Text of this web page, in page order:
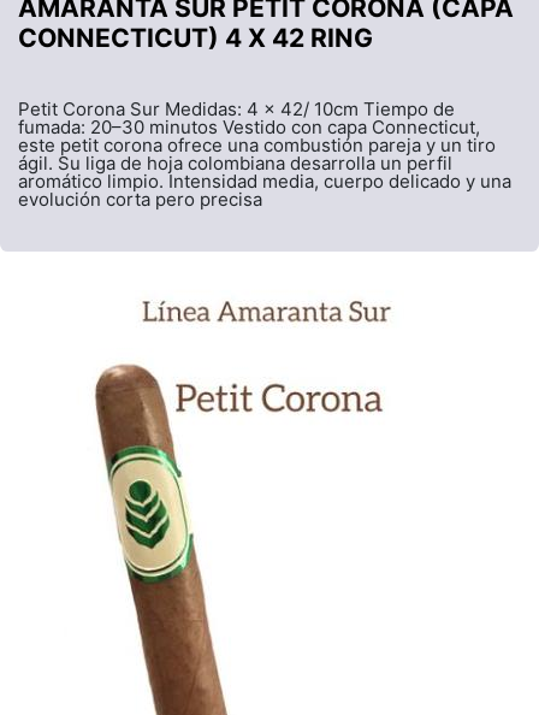
AMARANTA SUR PETIT CORONA (CAPA
CONNECTICUT) 4 X 42 RING
Petit Corona Sur Medidas: 4 x 42/ 10cm Tiempo de
fumada: 20–30 minutos Vestido con capa Connecticut,
este petit corona ofrece una combustión pareja y un tiro
ágil. Su liga de hoja colombiana desarrolla un perfil
aromático limpio. Intensidad media, cuerpo delicado y una
evolución corta pero precisa